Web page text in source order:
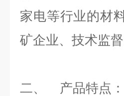
家电等行业的材
矿企业、技术监
二、 产品特点：